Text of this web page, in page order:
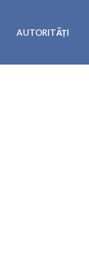
AUTORITĂȚI